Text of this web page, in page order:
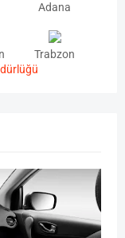
Adana
Trabzon